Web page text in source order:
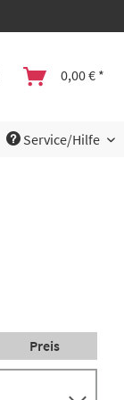
0,00 € *
Service/Hilfe
Preis